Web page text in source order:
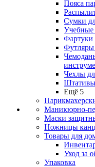
Пояса
Сумки
Учебные
Фартуки
Чехлы
Штативы
Ещё 5
Маникюрно-
Маски
Ножницы
Товары для
Уход за
Упаковка